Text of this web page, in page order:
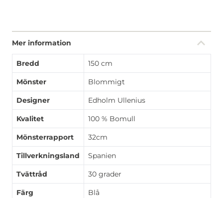
Mer information
Bredd 150 cm
Mönster Blommigt
Designer Edholm Ullenius
Kvalitet 100 % Bomull
Mönsterrapport 32cm
Tillverkningsland Spanien
Tvättråd 30 grader
Färg Blå